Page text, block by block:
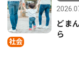
社会
どま
ら